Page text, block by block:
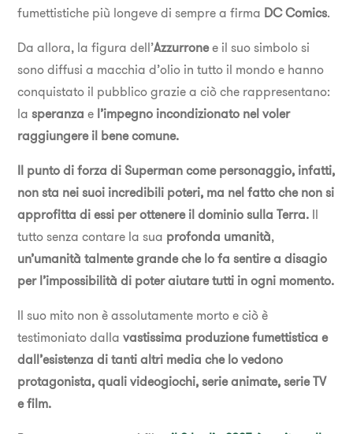
fumettistiche più longeve di sempre a firma DC Comics.
Da allora, la figura dell’Azzurronee il suo simbolo si
sono diffusi a macchia d’olio in tutto il mondo e hanno
conquistato il pubblico grazie a ciò che rappresentano:
lasperanza e l’impegno incondizionato nel voler
raggiungere il bene comune.
Il punto di forza di Superman come personaggio, infatti,
non sta nei suoi incredibili poteri, ma nel fatto che non si
approfitta di essi per ottenere il dominio sulla Terra. Il
tutto senza contare la sua profonda umanità,
un’umanità talmente grande che lo fa sentire a disagio
per l’impossibilità di poter aiutare tutti in ogni momento.
Il suo mito non è assolutamente morto e ciò è
testimoniato dallavastissima produzione fumettistica e
dall’esistenza di tanti altri media che lo vedono
protagonista, quali videogiochi, serie animate, serie TV
e film.